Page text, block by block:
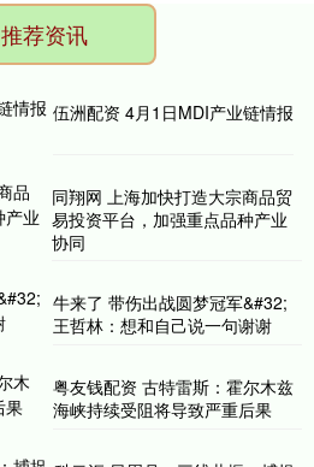
推荐资讯
伍洲配资 4月1日MDI产业链情报
同翔网 上海加快打造大宗商品贸
易投资平台，加强重点品种产业
协同
牛来了 带伤出战圆梦冠军&#32;
王哲林：想和自己说一句谢谢
粤友钱配资 古特雷斯：霍尔木兹
海峡持续受阻将导致严重后果